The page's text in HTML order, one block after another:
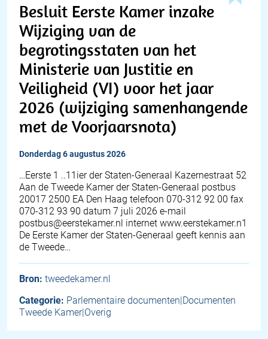
Besluit Eerste Kamer inzake
Wijziging van de
begrotingsstaten van het
Ministerie van Justitie en
Veiligheid (VI) voor het jaar
2026 (wijziging samenhangende
met de Voorjaarsnota)
donderdag 6 augustus 2026
…Eerste 1 ..11ier der Staten-Generaal Kazernestraat 52
Aan de Tweede Kamer der Staten-Generaal postbus
20017 2500 EA Den Haag telefoon 070-312 92 00 fax
070-312 93 90 datum 7 juli 2026 e-mail
postbus@eerstekamer.nl internet www.eerstekamer.n1
De Eerste Kamer der Staten-Generaal geeft kennis aan
de Tweede…
Bron: tweedekamer.nl
Categorie: Parlementaire documenten|Documenten
Tweede Kamer|Overig